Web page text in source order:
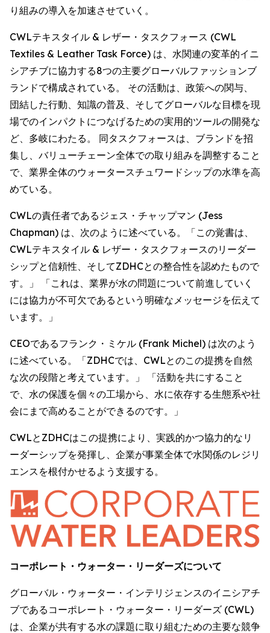
り組みの導入を加速させていく。
CWLテキスタイル & レザー・タスクフォース (CWL
Textiles & Leather Task Force) は、水関連の変革的イニ
シアチブに協力する8つの主要グローバルファッションブ
ランドで構成されている。 その活動は、政策への関与、
団結した行動、知識の普及、そしてグローバルな目標を現
場でのインパクトにつなげるための実用的ツールの開発な
ど、多岐にわたる。 同タスクフォースは、ブランドを招
集し、バリューチェーン全体での取り組みを調整すること
で、業界全体のウォータースチュワードシップの水準を高
めている。
CWLの責任者であるジェス・チャップマン (Jess
Chapman) は、次のように述べている。「この覚書は、
CWLテキスタイル & レザー・タスクフォースのリーダー
シップと信頼性、そしてZDHCとの整合性を認めたもので
す。」 「これは、業界が水の問題について前進していく
には協力が不可欠であるという明確なメッセージを伝えて
います。」
CEOであるフランク・ミケル (Frank Michel) は次のよう
に述べている。「ZDHCでは、CWLとのこの提携を自然
な次の段階と考えています。」 「活動を共にすること
で、水の保護を個々の工場から、水に依存する生態系や社
会にまで高めることができるのです。」
CWLとZDHCはこの提携により、実践的かつ協力的なリ
ーダーシップを発揮し、企業が事業全体で水関係のレジリ
エンスを根付かせるよう支援する。
コーポレート・ウォーター・リーダーズについて
グローバル・ウォーター・インテリジェンスのイニシアチ
ブであるコーポレート・ウォーター・リーダーズ (CWL)
は、企業が共有する水の課題に取り組むための主要な競争